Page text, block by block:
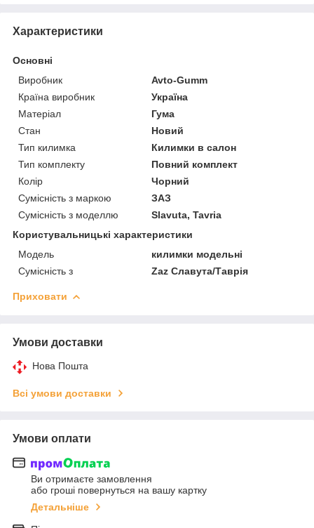
Характеристики
Основні
Виробник
Avto-Gumm
Країна виробник
Україна
Матеріал
Гума
Стан
Новий
Тип килимка
Килимки в салон
Тип комплекту
Повний комплект
Колір
Чорний
Сумісність з маркою
ЗАЗ
Сумісність з моделлю
Slavuta, Tavria
Користувальницькі характеристики
Мoдель
килимки модельні
Сумісність з
Zaz Славута/Таврія
Приховати
Умови доставки
Нова Пошта
Всі умови доставки
Умови оплати
Ви отримаєте замовлення
або гроші повернуться на вашу картку
Детальніше